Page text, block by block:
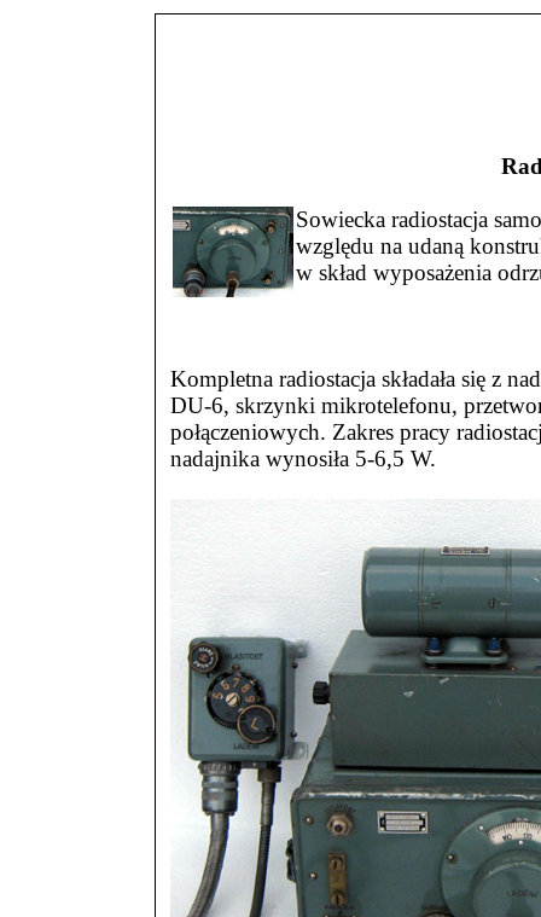
Sowiecka radiostacja
względu na udaną
w skład wyposażenia
Kompletna radiostacja składała się z
DU-6, skrzynki mikrotelefonu,
połączeniowych. Zakres pracy
nadajnika wynosiła 5-6,5 W.